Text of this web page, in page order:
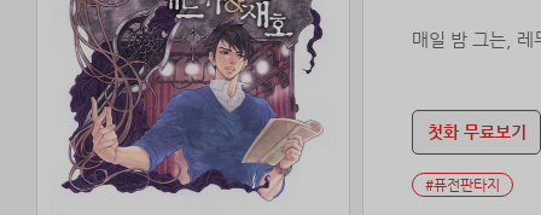
매일 밤 그는,
존재감 없고 자
싸가지 없고 패
너무나 다른 두
첫화 무료보기
#퓨전판타지